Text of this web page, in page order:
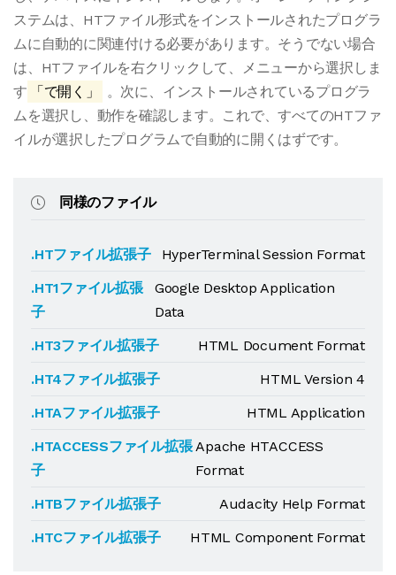
ステムは、HTファイル形式をインストールされたプログラ
ムに自動的に関連付ける必要があります。そうでない場合
は、HTファイルを右クリックして、メニューから選択しま
す
「で開く」
。次に、インストールされているプログラ
ムを選択し、動作を確認します。これで、すべてのHTファ
イルが選択したプログラムで自動的に開くはずです。
同様のファイル
.HTファイル拡張子
HyperTerminal Session Format
.HT1ファイル拡張
子
Google Desktop Application
Data
.HT3ファイル拡張子
HTML Document Format
.HT4ファイル拡張子
HTML Version 4
.HTAファイル拡張子
HTML Application
.HTACCESSファイル拡張
子
Apache HTACCESS
Format
.HTBファイル拡張子
Audacity Help Format
.HTCファイル拡張子
HTML Component Format